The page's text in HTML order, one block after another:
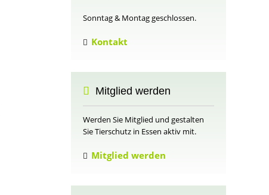
Sonntag & Montag geschlossen.
Kontakt
Mitglied werden
Werden Sie Mitglied und gestalten
Sie Tierschutz in Essen aktiv mit.
Mitglied werden